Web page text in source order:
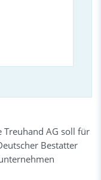
Treuhand AG soll für
Bestatter